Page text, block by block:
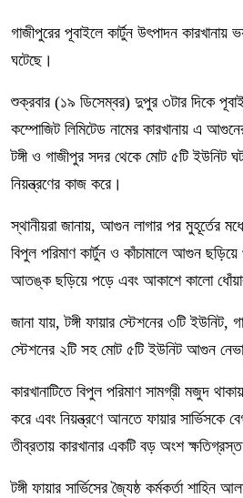
গাজীপুরের পূবাইলে কার্টুন উৎপাদন কারখানায়
ঘটেছে।
শুক্রবার (১৯ ডিসেম্বর) দুপুর ৩টার দিকে
কম্পোজিট লিমিটেড নামের কারখানায় এ
টঙ্গী ও গাজীপুর সদর থেকে মোট ৫টি ইউনিট
নিয়ন্ত্রণের কাজ করে।
স্থানীয়রা জানায়, আগুন লাগার পর মুহূর্তের
বিপুল পরিমাণ কার্টুন ও কাঁচামালে আগুন
আতঙ্ক ছড়িয়ে পড়ে এবং আকাশে কালো ধোঁয়ার
জানা যায়, টঙ্গী ফায়ার স্টেশনের ৩টি ইউনিট,
স্টেশনের ২টি সহ মোট ৫টি ইউনিট আগুন
কারখানাটিতে বিপুল পরিমাণ সামগ্রী মজুদ
করে এবং নিয়ন্ত্রণে আনতে ফায়ার সার্ভিসকে
তীব্রতায় কারখানার একটি বড় অংশ
টঙ্গী ফায়ার সার্ভিসের জ্যৈষ্ঠ কর্মকর্তা শাহিন